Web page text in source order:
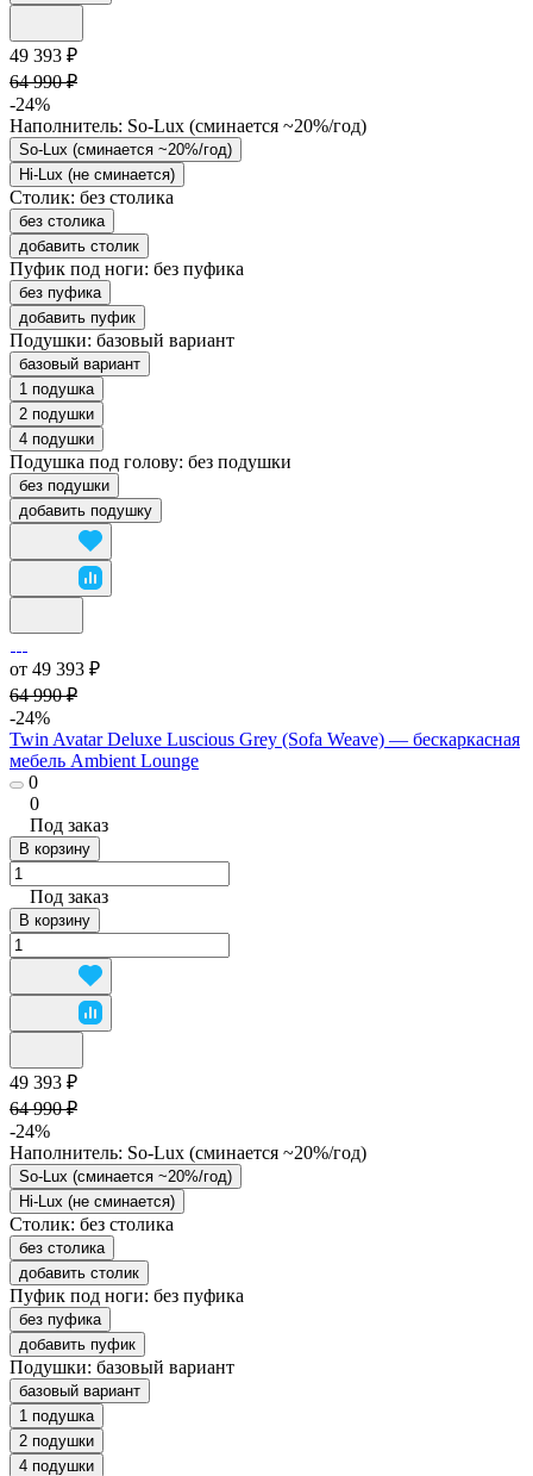
49 393 ₽
64 990 ₽
-24%
Наполнитель: So-Lux (cминается ~20%/год)
So-Lux (cминается ~20%/год)
Hi-Lux (не сминается)
Столик: без столика
без столика
добавить столик
Пуфик под ноги: без пуфика
без пуфика
добавить пуфик
Подушки: базовый вариант
базовый вариант
1 подушка
2 подушки
4 подушки
Подушка под голову: без подушки
без подушки
добавить подушку
от 49 393 ₽
64 990 ₽
-24%
Twin Avatar Deluxe Luscious Grey (Sofa Weave) — бескаркасная
мебель Ambient Lounge
0
0
Под заказ
В корзину
Под заказ
В корзину
49 393 ₽
64 990 ₽
-24%
Наполнитель: So-Lux (cминается ~20%/год)
So-Lux (cминается ~20%/год)
Hi-Lux (не сминается)
Столик: без столика
без столика
добавить столик
Пуфик под ноги: без пуфика
без пуфика
добавить пуфик
Подушки: базовый вариант
базовый вариант
1 подушка
2 подушки
4 подушки